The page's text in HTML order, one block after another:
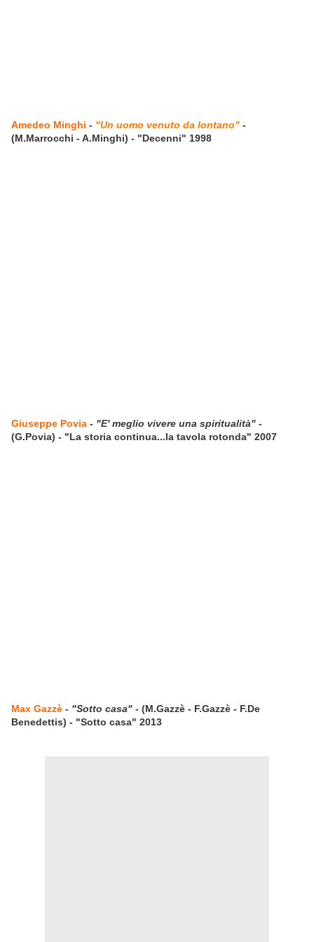
Amedeo Minghi - "Un uomo venuto da lontano" -
(M.Marrocchi - A.Minghi) - "Decenni" 1998
Giuseppe Povia - "E' meglio vivere una spiritualità" -
(G.Povia) - "La storia continua...la tavola rotonda" 2007
Max Gazzè - "Sotto casa" - (M.Gazzè - F.Gazzè - F.De
Benedettis) - "Sotto casa" 2013